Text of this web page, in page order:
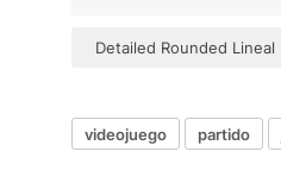
Detailed Rounded Lineal
videojuego partido